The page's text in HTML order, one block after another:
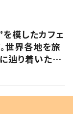
模したカフェ
世界各地を旅
辿り着いた家